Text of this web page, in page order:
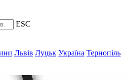
ESC
Львів Луцьк Україна Тернопіль